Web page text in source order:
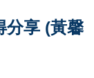
分享 (黃馨